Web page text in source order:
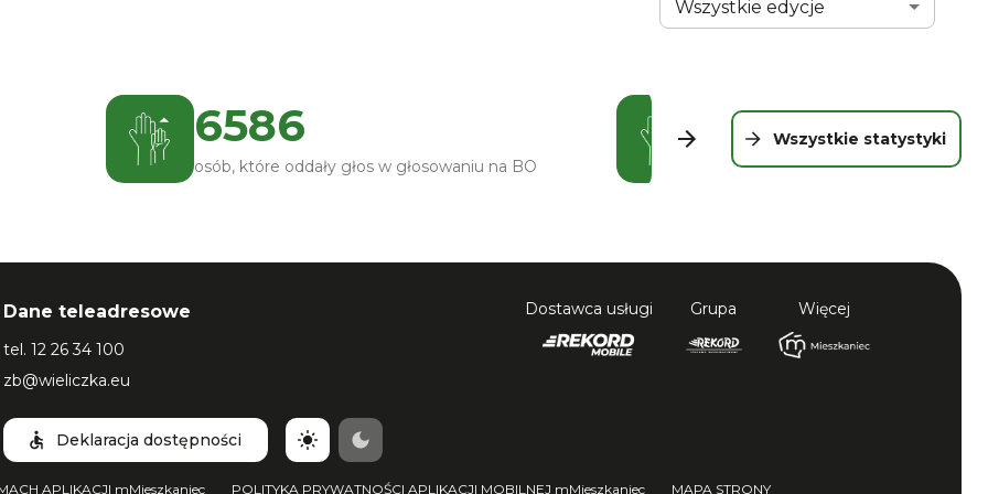
Wszystkie edycje
6586
osób, które oddały głos w głosowaniu na BO
0
głosów papierowych
3z5. Edycja:Wszystkie edycje.
Wszystkie statystyki
Dane teleadresowe
tel. 12 26 34 100
zb@wieliczka.eu
Dostawca usługi Grupa Więcej
Deklaracja dostępności
APLIKACJI mMieszkaniec POLITYKA PRYWATNOŚCI APLIKACJI MOBILNEJ mMieszkaniec MAPA STRONY